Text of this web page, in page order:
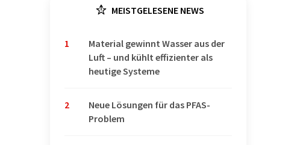
MEISTGELESENE NEWS
1
Material gewinnt Wasser aus der
Luft – und kühlt effizienter als
heutige Systeme
2
Neue Lösungen für das PFAS-
Problem